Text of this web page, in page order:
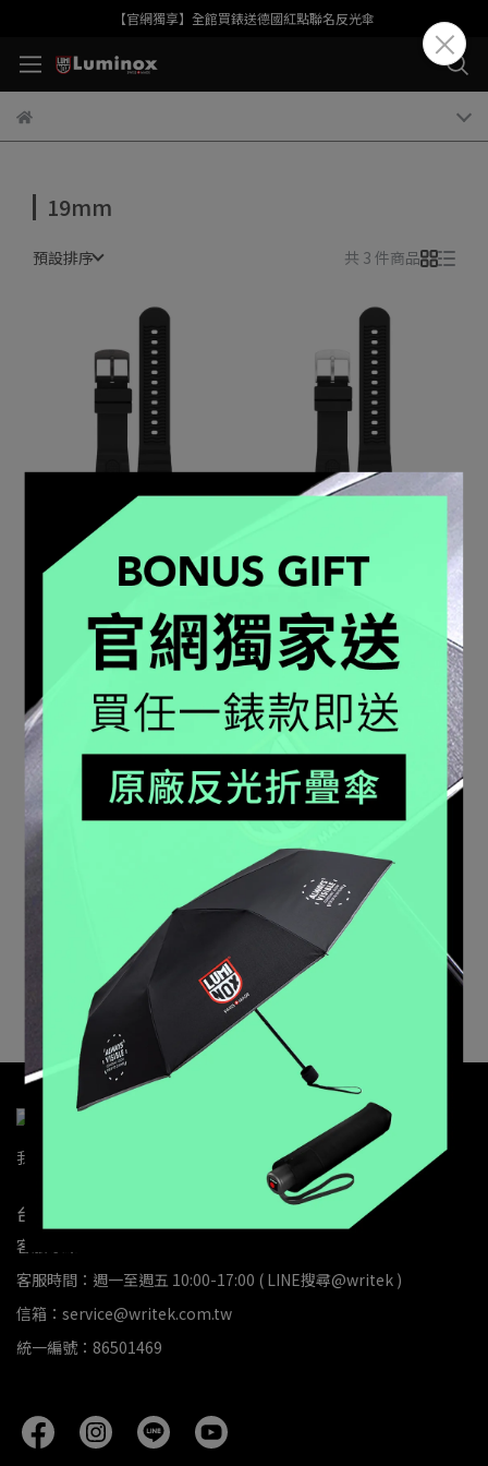
【官網獨享】全館買錶送德國紅點聯名反光傘
19mm
預設排序 共 3 件商品
SEA TURTLE 海龜系列 橡
膠錶帶(全黑19mm)
FP1901-20B-1
加入購物車
膠錶帶(銀黑19mm)
FP1901-20Q-1-K
NT$1,500
加入購物車
SEA TURTLE 海龜系列 矽
膠錶帶(銀白19mm)
FP1901-10Q
加入購物車
我的帳戶 退款政策 隱私政策 服務條款
台灣總代理 | 利拓股份有限公司
客服專線：02-2381-5800
客服時間：週一至週五 10:00-17:00 ( LINE搜尋@writek )
信箱：service@writek.com.tw
統一編號：86501469